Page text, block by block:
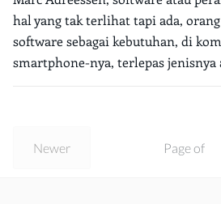
hal yang tak terlihat tapi ada,
software sebagai kebutuhan, di
smartphone-nya, terlepas jenisnya
Newer Page of